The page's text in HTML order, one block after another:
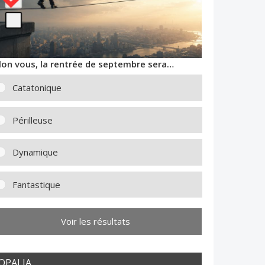
vous, la rentrée de septembre sera…
Catatonique
Périlleuse
Dynamique
Fantastique
Voir les résultats